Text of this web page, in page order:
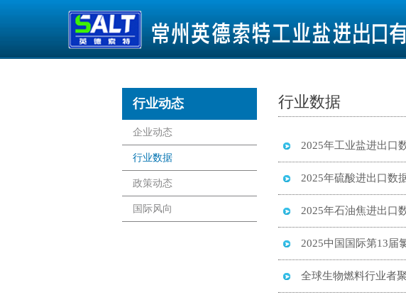
行业动态
企业动态
行业数据
政策动态
国际风向
行业数据
2025年工业盐进出口
2025年硫酸进出口数
2025年石油焦进出口
2025中国国际第13届
全球生物燃料行业者